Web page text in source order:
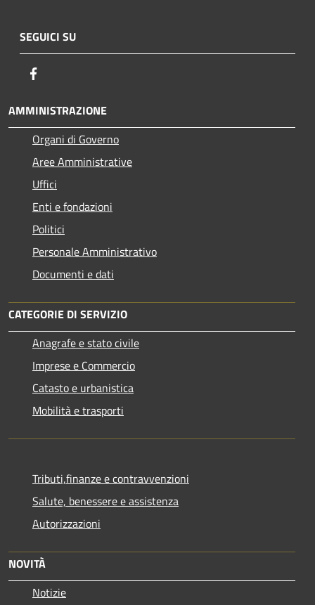
SEGUICI SU
AMMINISTRAZIONE
Organi di Governo
Aree Amministrative
Uffici
Enti e fondazioni
Politici
Personale Amministrativo
Documenti e dati
CATEGORIE DI SERVIZIO
Anagrafe e stato civile
Imprese e Commercio
Catasto e urbanistica
Mobilità e trasporti
Tributi,finanze e contravvenzioni
Salute, benessere e assistenza
Autorizzazioni
NOVITÀ
Notizie